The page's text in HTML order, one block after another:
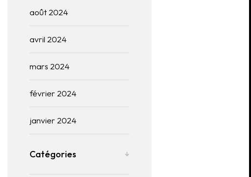
août 2024
avril 2024
mars 2024
février 2024
janvier 2024
Catégories